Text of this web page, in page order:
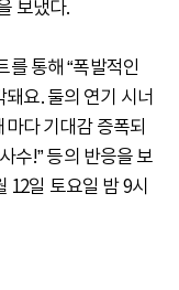
보냈다.
를 통해 “폭발적인
요. 둘의 연기 시너
다 기대감 증폭되
수!” 등의 반응을 보
12일 토요일 밤 9시